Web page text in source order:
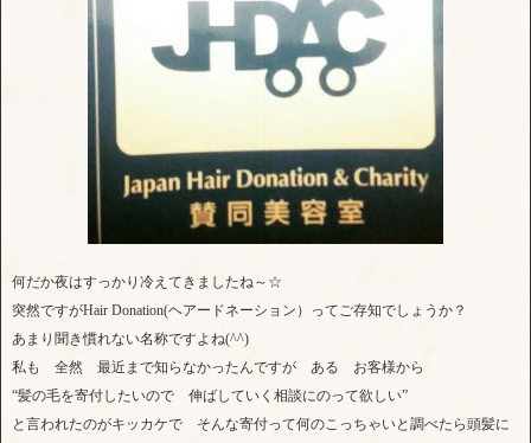
何だか夜はすっかり冷えてきましたね～☆
突然ですがHair Donation(ヘアードネーション）ってご存知でしょうか？
あまり聞き慣れない名称ですよね(^^)
私も 全然 最近まで知らなかったんですが ある お客様から
“髪の毛を寄付したいので 伸ばしていく相談にのって欲しい”
と言われたのがキッカケで そんな寄付って何のこっちゃいと調べたら頭髪に